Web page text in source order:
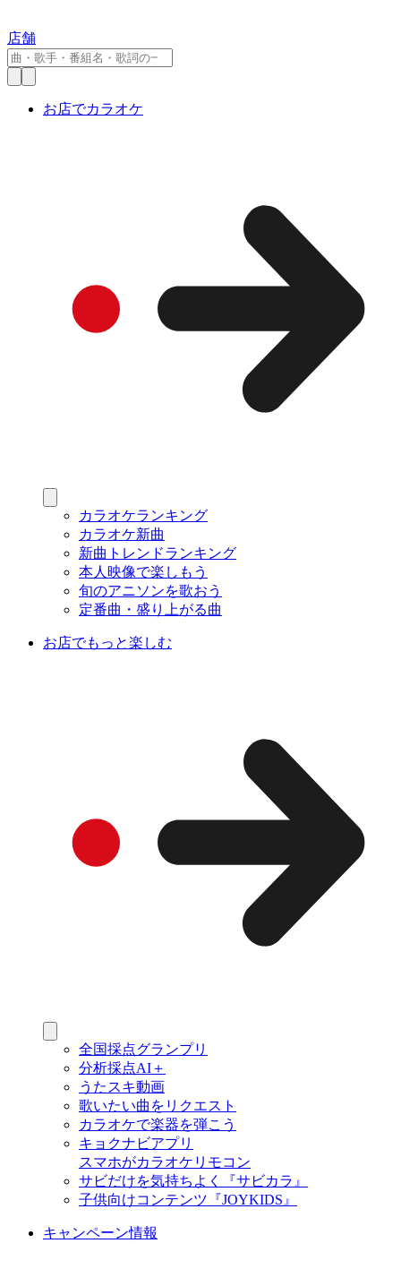
店舗
お店でカラオケ
カラオケランキング
カラオケ新曲
新曲トレンドランキング
本人映像で楽しもう
旬のアニソンを歌おう
定番曲・盛り上がる曲
お店でもっと楽しむ
全国採点グランプリ
分析採点AI＋
うたスキ動画
歌いたい曲をリクエスト
カラオケで楽器を弾こう
キョクナビアプリ
スマホがカラオケリモコン
サビだけを気持ちよく『サビカラ』
子供向けコンテンツ『JOYKIDS』
キャンペーン情報